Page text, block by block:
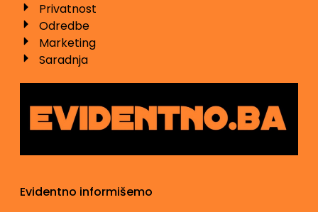
Privatnost
Odredbe
Marketing
Saradnja
Evidentno informišemo